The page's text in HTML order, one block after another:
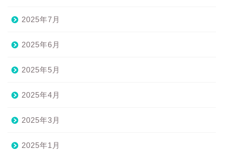
2025年7月
2025年6月
2025年5月
2025年4月
2025年3月
2025年1月